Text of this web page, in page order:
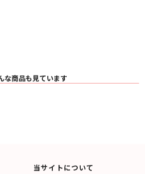
DFD IMD）： 0.005%（20 Hz – 20 kHz、 2ch 同時
20kHz LPF）
8 Ω）：
dB）
0.3 dB）
0.5 mV 入力、 1 W 出力）
V 入力、定格出力）
dB（2 V 入力、定格出力）
V / 230 Ω
1.58 V / 480 Ω
な商品も見ています
当サイトについて